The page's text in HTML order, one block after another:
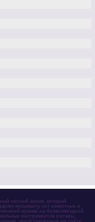
скрипки, а также для
нотный архив, который
музыканту нот известных и
музыки на безвозмездной
инструментов (гитары,
представленные на сайте